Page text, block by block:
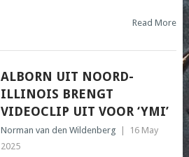
Read More
ALBORN UIT NOORD-
ILLINOIS BRENGT
VIDEOCLIP UIT VOOR ‘YMI’
Norman van den Wildenberg
16 May
2025